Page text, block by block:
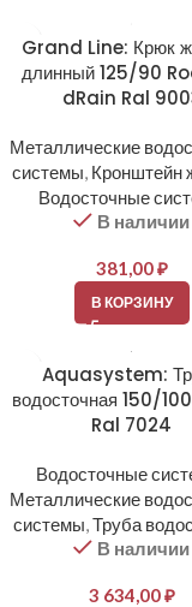
Grand Line: Крюк
длинный 125/90
dRain Ral
Металлические
системы, Кронштейн
Водосточные
В наличии
381,00₽
В КОРЗИНУ
Aquasystem:
водосточная 150/
Ral 7024
Водосточные
Металлические
системы,Труба
В наличии
3 634,00₽